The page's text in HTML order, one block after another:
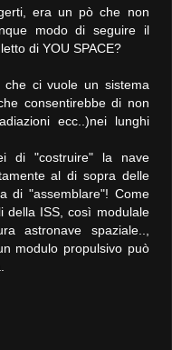
era un pò che non
modo di seguire il
di YOU SPACE?
che ci vuole un sistema
consentirebbe di non
ecc..)nei lunghi
di "costruire" la nave
al di sopra delle
di "assemblare"! Come
della ISS, così modulale
astronave spaziale..,
modulo propulsivo può